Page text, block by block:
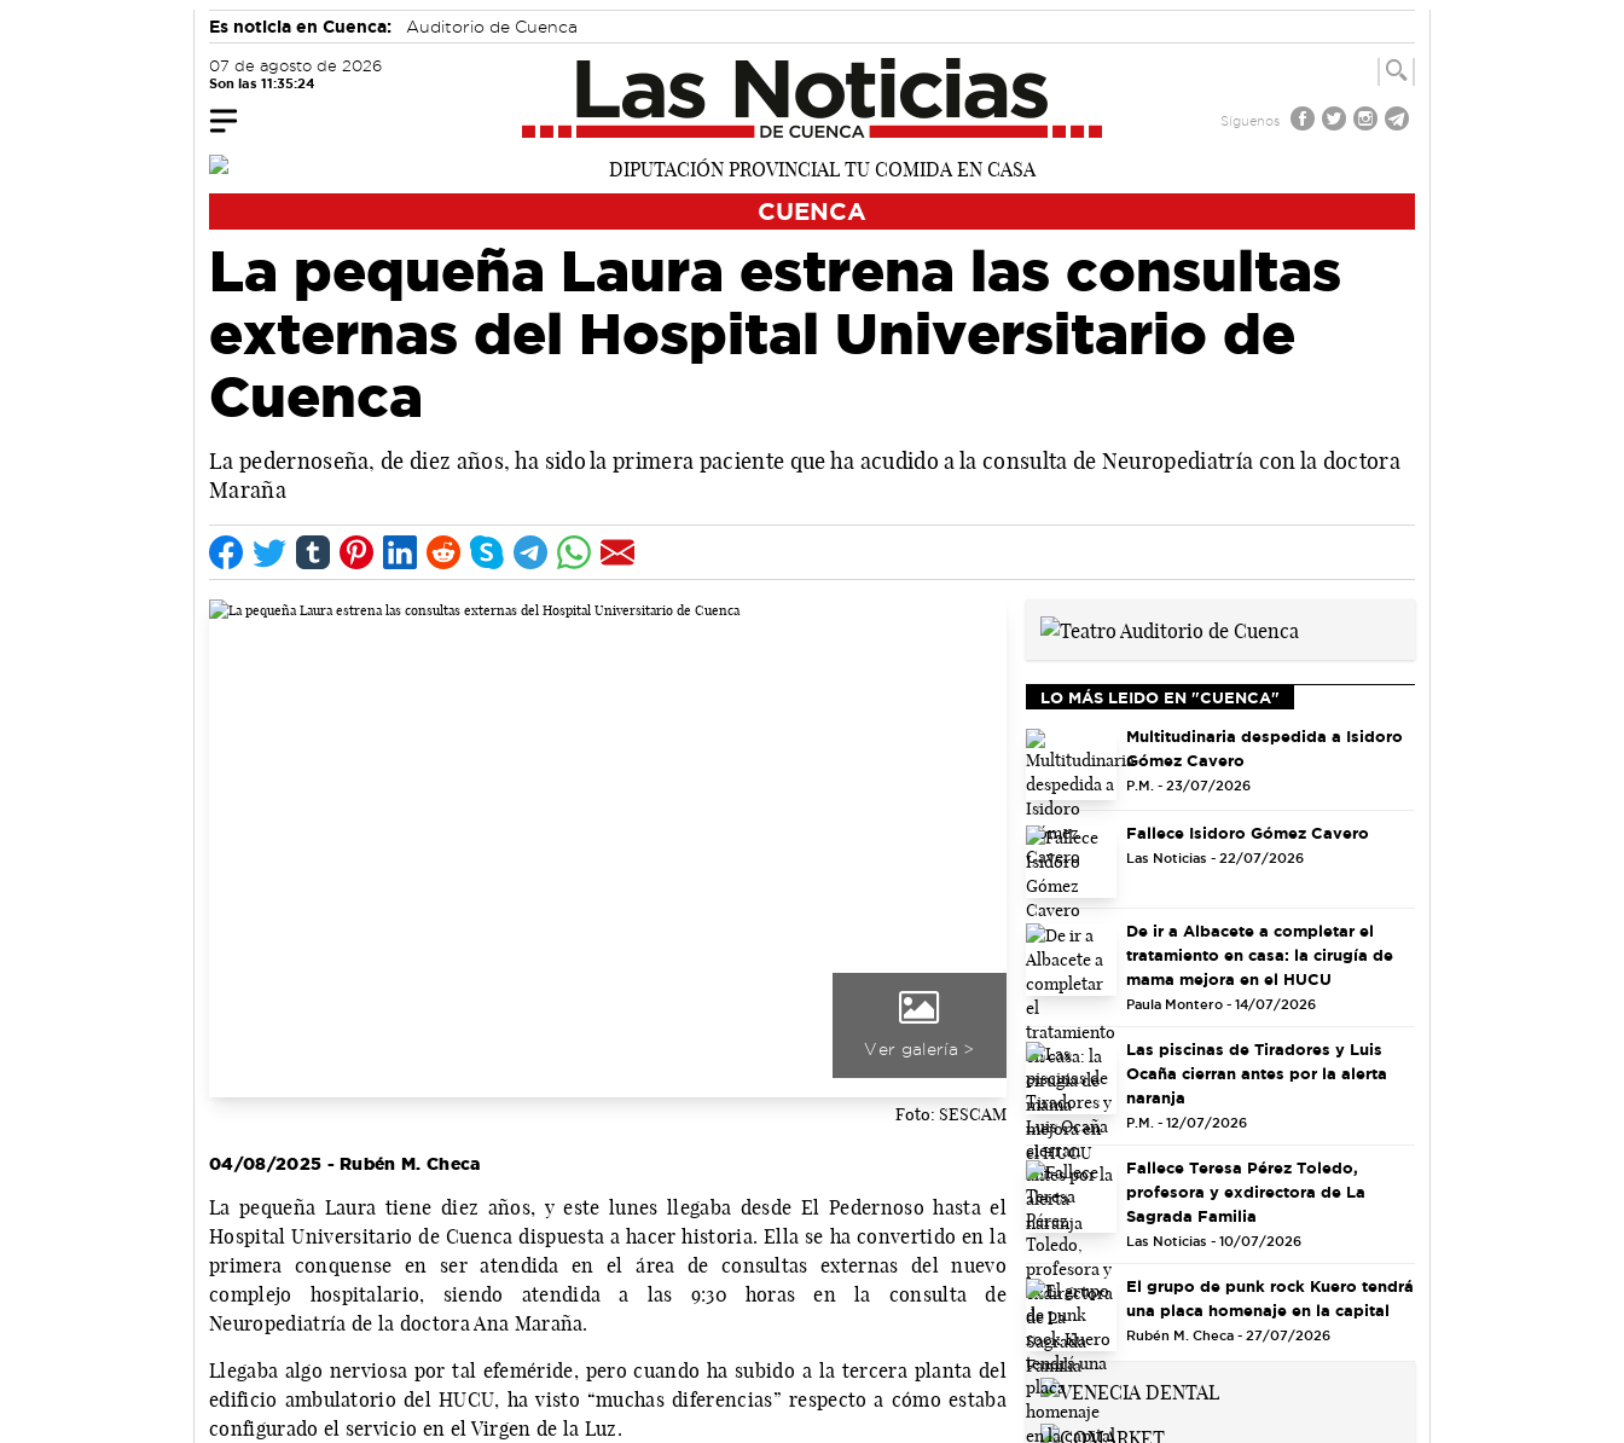
Es noticia en Cuenca: Auditorio de Cuenca
07 de agosto de 2026
Son las 11:35:24
Síguenos
CUENCA
La pequeña Laura estrena las consultas
externas del Hospital Universitario de
Cuenca
La pedernoseña, de diez años, ha sido la primera paciente que ha acudido a la consulta de Neuropediatría con la doctora
Maraña
Ver galería >
Foto: SESCAM
04/08/2025 - Rubén M. Checa
La pequeña Laura tiene diez años, y este lunes llegaba desde El Pedernoso hasta el
Hospital Universitario de Cuenca dispuesta a hacer historia. Ella se ha convertido en la
primera conquense en ser atendida en el área de consultas externas del nuevo
complejo hospitalario, siendo atendida a las 9:30 horas en la consulta de
Neuropediatría de la doctora Ana Maraña.
Llegaba algo nerviosa por tal efeméride, pero cuando ha subido a la tercera planta del
edificio ambulatorio del HUCU, ha visto “muchas diferencias” respecto a cómo estaba
configurado el servicio en el Virgen de la Luz.
LO MÁS LEIDO EN "CUENCA"
Multitudinaria despedida a Isidoro
Gómez Cavero
P.M. - 23/07/2026
Fallece Isidoro Gómez Cavero
Las Noticias - 22/07/2026
De ir a Albacete a completar el
tratamiento en casa: la cirugía de
mama mejora en el HUCU
Paula Montero - 14/07/2026
Las piscinas de Tiradores y Luis
Ocaña cierran antes por la alerta
naranja
P.M. - 12/07/2026
Fallece Teresa Pérez Toledo,
profesora y exdirectora de La
Sagrada Familia
Las Noticias - 10/07/2026
El grupo de punk rock Kuero tendrá
una placa homenaje en la capital
Rubén M. Checa - 27/07/2026